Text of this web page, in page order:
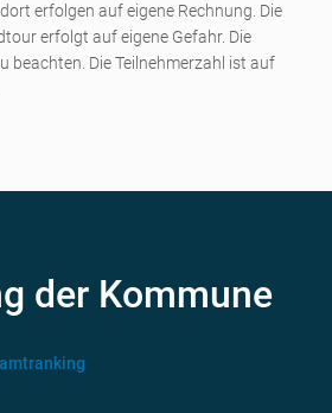
erfolgen auf eigene Rechnung. Die
erfolgt auf eigene Gefahr. Die
beachten. Die Teilnehmerzahl ist auf
der Kommune